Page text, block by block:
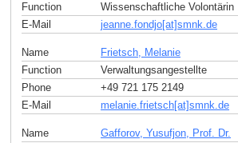
Function
Wissenschaftliche Volontärin
E-Mail
jeanne.fondjo[at]smnk.de
Name
Frietsch, Melanie
Function
Verwaltungsangestellte
Phone
+49 721 175 2149
E-Mail
melanie.frietsch[at]smnk.de
Name
Gafforov, Yusufjon, Prof. Dr.